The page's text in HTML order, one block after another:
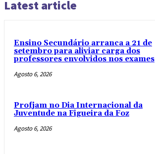
Latest article
Ensino Secundário arranca a 21 de
setembro para aliviar carga dos
professores envolvidos nos exames
Agosto 6, 2026
Profjam no Dia Internacional da
Juventude na Figueira da Foz
Agosto 6, 2026